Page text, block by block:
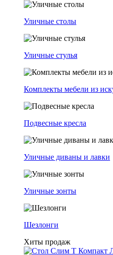
Уличные столы
Уличные стулья
Комплекты мебели из
Подвесные кресла
Уличные диваны и лавки
Уличные зонты
Шезлонги
Хиты продаж